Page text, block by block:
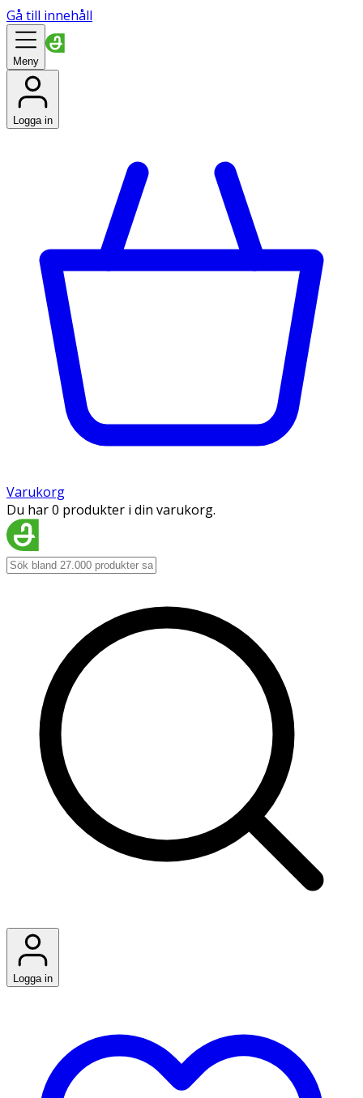
Gå till innehåll
Meny
Logga in
Varukorg
Du har 0 produkter i din varukorg.
Logga in